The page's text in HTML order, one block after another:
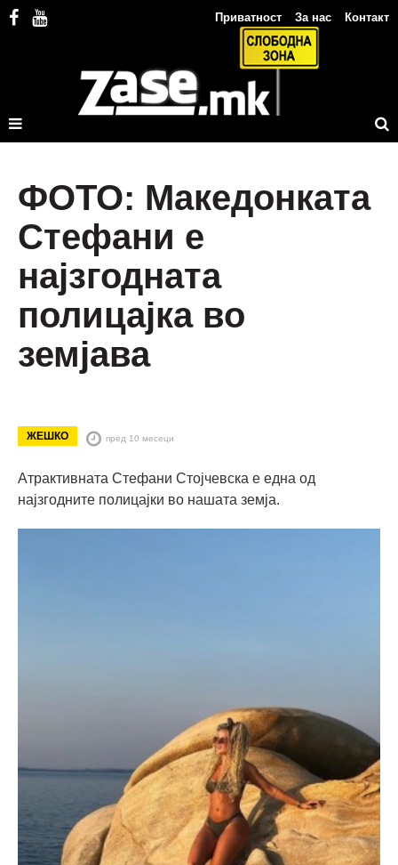
Приватност За нас Контакт
ФОТО: Македонката
Стефани е
најзгодната
полицајка во
земјава
ЖЕШКО пред 10 месеци
Атрактивната Стефани Стојчевска е една од
најзгодните полицајки во нашата земја.